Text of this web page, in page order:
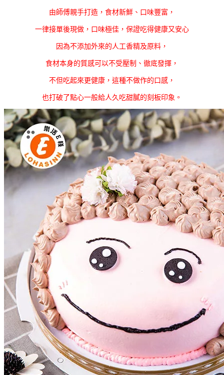
由師傅親手打造，食材新鮮、口味豐富，
一律接單後現做，口味極佳，保證吃得健康又安心
因為不添加外來的人工香精及原料，
食材本身的質感可以不受壓制、徹底發揮，
不但吃起來更健康，這種不做作的口感，
也打破了點心一般給人久吃甜膩的刻板印象。